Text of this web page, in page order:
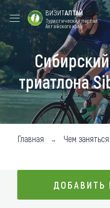
Форум VISIT
ALTAI
Цветение
маральника
Туры
Где побывать
Где поесть
Карта
ВИЗИТАЛТАЙ
Туристический портал
Алтайского края
триатлона
Главная Чем заняться
ДОБАВИТЬ